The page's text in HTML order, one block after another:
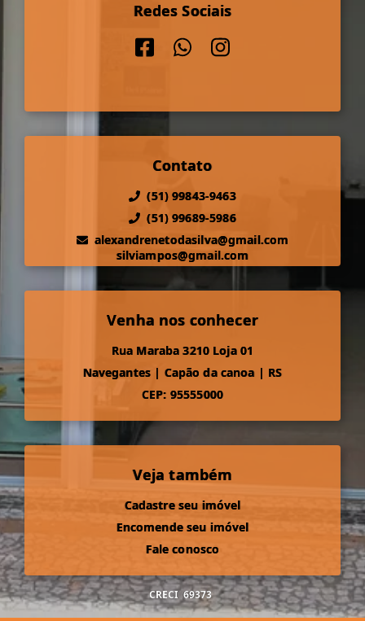
Redes Sociais
Contato
(51) 99843-9463
(51) 99689-5986
alexandrenetodasilva@gmail.com
silviampos@gmail.com
Venha nos conhecer
Rua Maraba 3210 Loja 01
Navegantes | Capão da canoa | RS
CEP: 95555000
Veja também
Cadastre seu imóvel
Encomende seu imóvel
Fale conosco
CRECI 69373